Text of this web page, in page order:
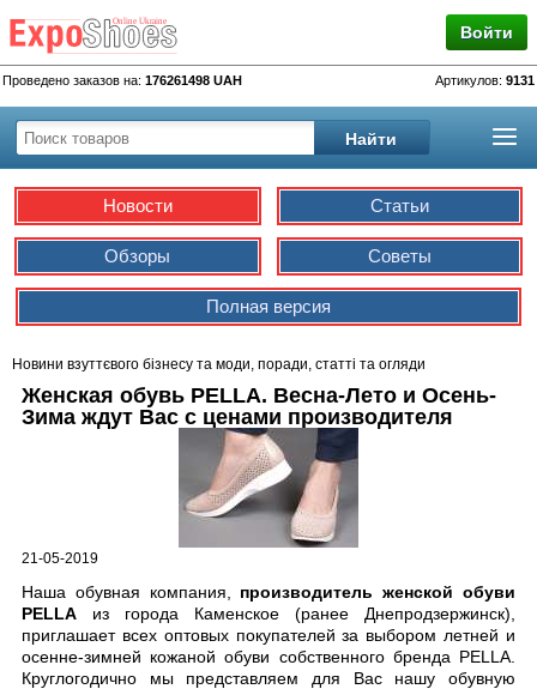
Войти
Проведено заказов на: 176261498 UAH Артикулов: 9131
Новости Статьи
Обзоры Советы
Полная версия
Новини взуттєвого бізнесу та моди, поради, статті та огляди
Женская обувь PELLA. Весна-Лето и Осень-
Зима ждут Вас с ценами производителя
21-05-2019
Наша обувная компания, производитель женской обуви
PELLA из города Каменское (ранее Днепродзержинск),
приглашает всех оптовых покупателей за выбором летней и
осенне-зимней кожаной обуви собственного бренда PELLA.
Круглогодично мы представляем для Вас нашу обувную